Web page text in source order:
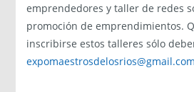
emprendedores y taller de redes
promoción de emprendimientos.
inscribirse estos talleres sólo
expomaestrosdelosrios@gmail.com